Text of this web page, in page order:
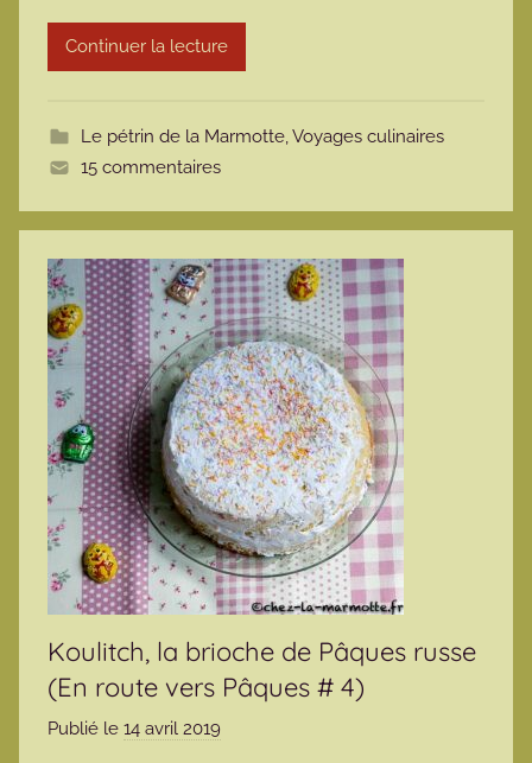
r
m
t
Continuer la lecture
Le pétrin de la Marmotte,Voyages culinaires
15 commentaires
Koulitch, la brioche de Pâques russe
(En route vers Pâques # 4)
Publié le 14 avril 2019